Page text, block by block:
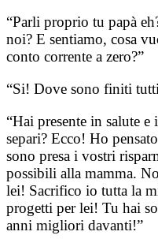
“Parli proprio tu papà
noi? E sentiamo, cosa
conto corrente a zero?”
“Si! Dove sono finiti
“Hai presente in salute
separi? Ecco! Ho
sono presa i vostri
possibili alla mamma.
lei! Sacrifico io tutta la
progetti per lei! Tu hai
anni migliori davanti!”